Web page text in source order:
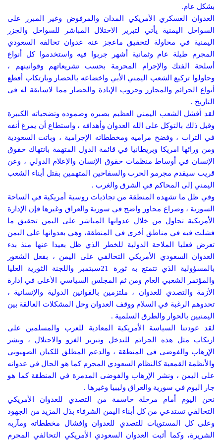
بشكل عام.
العدوان العسكري الأمريكي المدان والمرفوض وغير المبرر على
السواحل اليمنية يأتي لتبرير الاحتلال المباشر للسواحل والجزر
اليمنية في محاولة لتحقيق ماعجز عنه عدوان تحالفه السعودي
المجرم طيلة عام وثمانية أشهر جربوا فيه واستخدموا كل أنواع
أسلحة الفتك والإجرام المحرمة بحسب تشريعاتهم وقوانينهم ،
وحاولوا تركيع الشعب اليمني الأبي واخضاعه بالحصار وبارتكاب أفظع
أنواع الجرائم والمجازر وحروب الإبادة والحصار مما لاسابقة له في
التاريخ .
لقد أفشل الشعب اليمني العظيم بصبره وصموده وتضحياته الكبيرة
وقبل ذلك بالتوكل على الله العدوان وأهدافه ، واستطاع أن يمرغ أنفه
في التراب ، وفضح مراميه ومخططاته الإجرامية ، وباتت السعودية
ومن ورائها امريكا وبريطانيا في قائمة الدول المتهمة بانتهاك حقوق
الإنسان في أوساط منظمات حقوق الإنسان والإعلام الدولي ، وعن
قريب سيقدم مجرمو الحرب والسفاحين المتهمين بقتل أبناء الشعب
اليمني إلى المحاكم في الشرق والغرب .
وفي ظل ما تشهده المنطقة من تجاذبات روسية أمريكية في الساحة
السورية ، وصراع محاور واضح في سورية والعراق وغيرها فإن الإدارة
الأمريكية تحاول من خلال عدوانها المباشر على اليمن تحقيق ما
فشلت فيه في مناطق أخرى في المنطقة، وهي بعدوانها على اليمن
تعرض فعليا الملاحة الدولية للخطر الذي ظل بعيدا عنها منذ بدء
العدوان السعودي الأمريكي التحالفي على اليمن ، بفعل الشعور
بالمسؤولية الذي تتمتع به ثورة 21سبتمبر واللجنة الثورية العليا
والمؤتمر الشعبي العام ومن ثم المجلس السياسي الأعلى في إدارة
الأزمة والتصدي للعدوان ، ملتزمين بالقوانين الدولية والإنسانية ،
تحدوهم الرغبة في السلام ووقف العدوان وحل المشكلات العالقة بين
اليمنيين بالحوار والطرق السلمية .
لقد عودتنا السياسة الأمريكية المعادية للعرب والمسلمين على
ارتكاب مثل هذه الجرائم للتدخل وتبرير الغزو والاحتلال ، ونشر
الإرهاب والفوضى في المنطقة ، والدعم المطلق للكيان الصهيوني
والأنظمة القمعية كالنظام السعودي المجرم كما هو الحال في عدوانه
على اليمن ، ونشر الإرهاب والفوضى المدمرة في المنطقة كما هو
جار اليوم في سورية والعراق وليبيا وغيرها .
نحن اليوم أمام مرحلة حاسمة من التصدي للعدوان الأمريكي
التحالفي تستدعي من كل أبناء اليمن الشرفاء بذل المزيد من الجهود
وعلى كل المستويات للتصدي للعدوان وإفشال مخططاته ومآربه
الشريرة، وكما أثبت العدوان السعودي الأمريكي التحالفي المجرم